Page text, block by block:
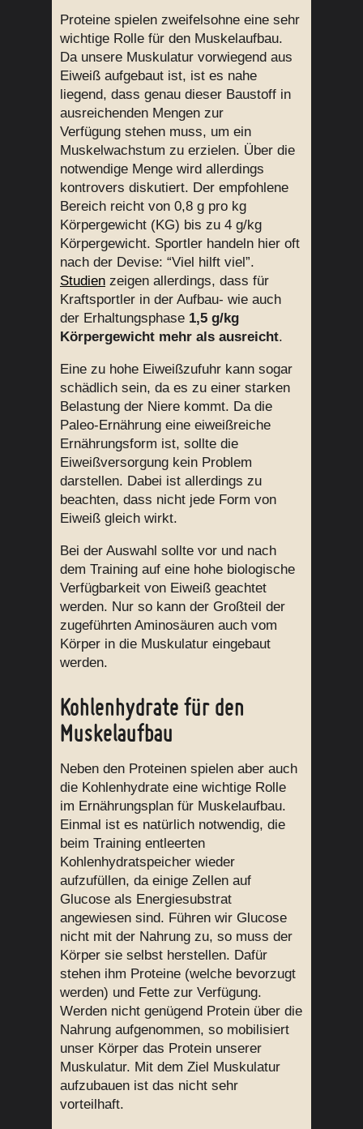
Proteine spielen zweifelsohne eine sehr
wichtige Rolle für den Muskelaufbau.
Da unsere Muskulatur vorwiegend aus
Eiweiß aufgebaut ist, ist es nahe
liegend, dass genau dieser Baustoff in
ausreichenden Mengen zur
Verfügung stehen muss, um ein
Muskelwachstum zu erzielen. Über die
notwendige Menge wird allerdings
kontrovers diskutiert. Der empfohlene
Bereich reicht von 0,8 g pro kg
Körpergewicht (KG) bis zu 4 g/kg
Körpergewicht. Sportler handeln hier oft
nach der Devise: “Viel hilft viel”.
Studien zeigen allerdings, dass für
Kraftsportler in der Aufbau- wie auch
der Erhaltungsphase 1,5 g/kg
Körpergewicht mehr als ausreicht.
Eine zu hohe Eiweißzufuhr kann sogar
schädlich sein, da es zu einer starken
Belastung der Niere kommt. Da die
Paleo-Ernährung eine eiweißreiche
Ernährungsform ist, sollte die
Eiweißversorgung kein Problem
darstellen. Dabei ist allerdings zu
beachten, dass nicht jede Form von
Eiweiß gleich wirkt.
Bei der Auswahl sollte vor und nach
dem Training auf eine hohe biologische
Verfügbarkeit von Eiweiß geachtet
werden. Nur so kann der Großteil der
zugeführten Aminosäuren auch vom
Körper in die Muskulatur eingebaut
werden.
Kohlenhydrate für den
Muskelaufbau
Neben den Proteinen spielen aber auch
die Kohlenhydrate eine wichtige Rolle
im Ernährungsplan für Muskelaufbau.
Einmal ist es natürlich notwendig, die
beim Training entleerten
Kohlenhydratspeicher wieder
aufzufüllen, da einige Zellen auf
Glucose als Energiesubstrat
angewiesen sind. Führen wir Glucose
nicht mit der Nahrung zu, so muss der
Körper sie selbst herstellen. Dafür
stehen ihm Proteine (welche bevorzugt
werden) und Fette zur Verfügung.
Werden nicht genügend Protein über die
Nahrung aufgenommen, so mobilisiert
unser Körper das Protein unserer
Muskulatur. Mit dem Ziel Muskulatur
aufzubauen ist das nicht sehr
vorteilhaft.